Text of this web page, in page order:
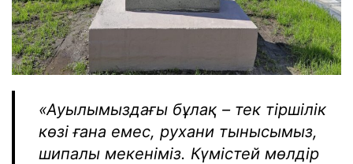
«Ауылымыздағы бұлақ – тек тіршілік
көзі ғана емес, рухани тынысымыз,
шипалы мекеніміз. Күмістей мөлдір